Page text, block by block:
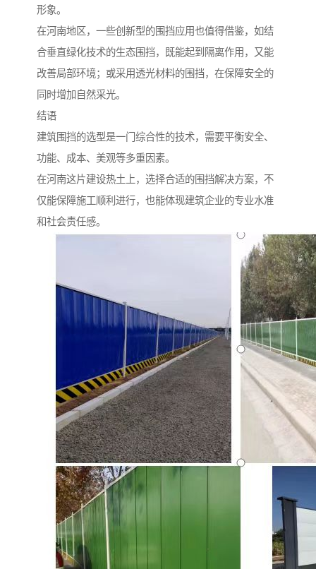
形象。
在河南地区，一些创新型的围挡应用也值得借鉴，如结
合垂直绿化技术的生态围挡，既能起到隔离作用，又能
改善局部环境；或采用透光材料的围挡，在保障安全的
同时增加自然采光。
结语
建筑围挡的选型是一门综合性的技术，需要平衡安全、
功能、成本、美观等多重因素。
在河南这片建设热土上，选择合适的围挡解决方案，不
仅能保障施工顺利进行，也能体现建筑企业的专业水准
和社会责任感。